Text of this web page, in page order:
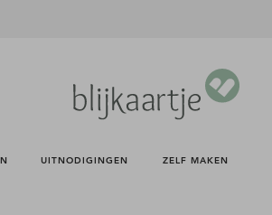
UITNODIGINGEN ZELF MAKEN